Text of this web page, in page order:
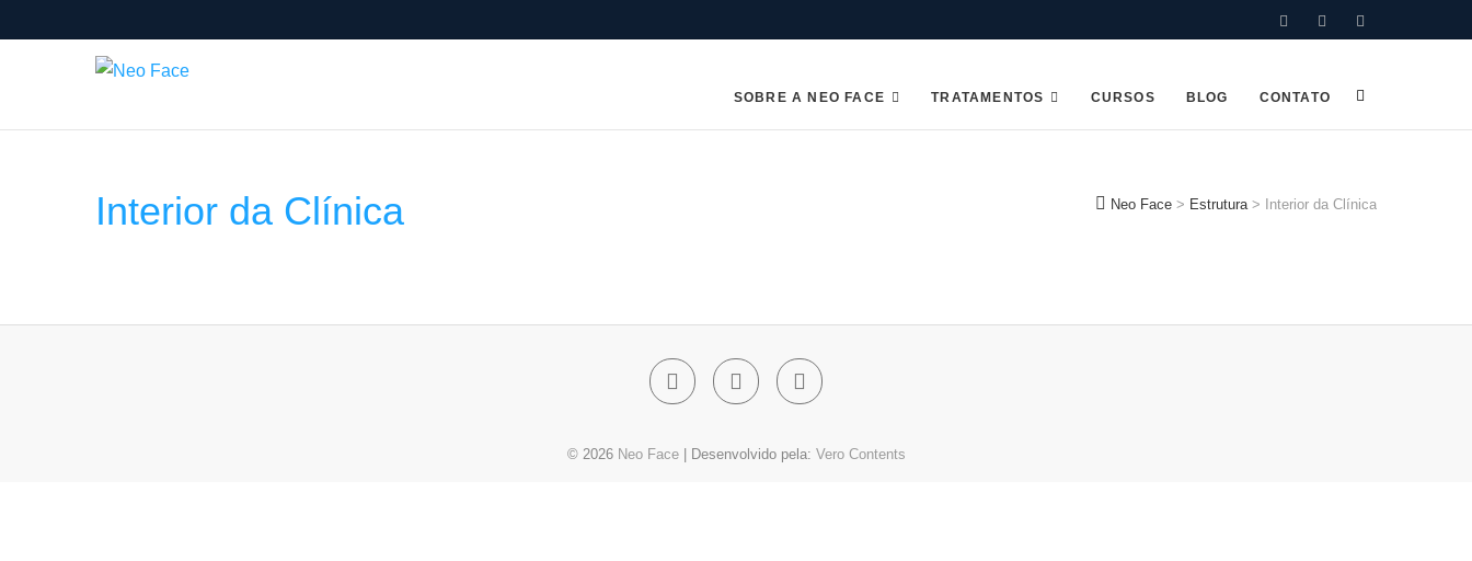
to
FacebookInstagram
SOBRE A NEO FACE TRATAMENTOS CURSOS BLOG CONTATO
Interior da Clínica Neo Face > Estrutura> Interior da Clínica
FacebookInstagramLinkedin
© 2026 Neo Face| Desenvolvido pela: Vero Contents